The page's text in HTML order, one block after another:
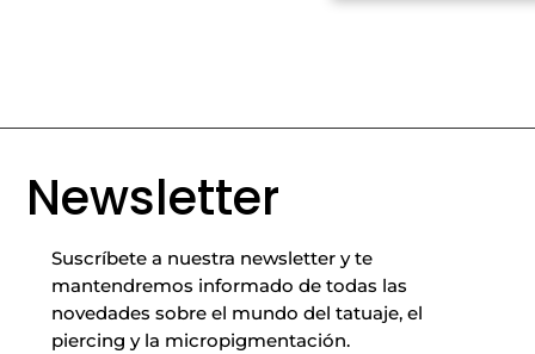
Newsletter
Suscríbete a nuestra newsletter y te
mantendremos informado de todas las
novedades sobre el mundo del tatuaje, el
piercing y la micropigmentación.